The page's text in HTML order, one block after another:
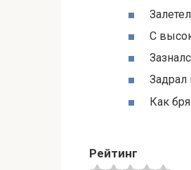
С
Задрал
Как
Рейтинг